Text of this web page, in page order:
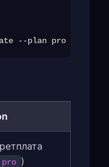
--plan pro --email
pro )